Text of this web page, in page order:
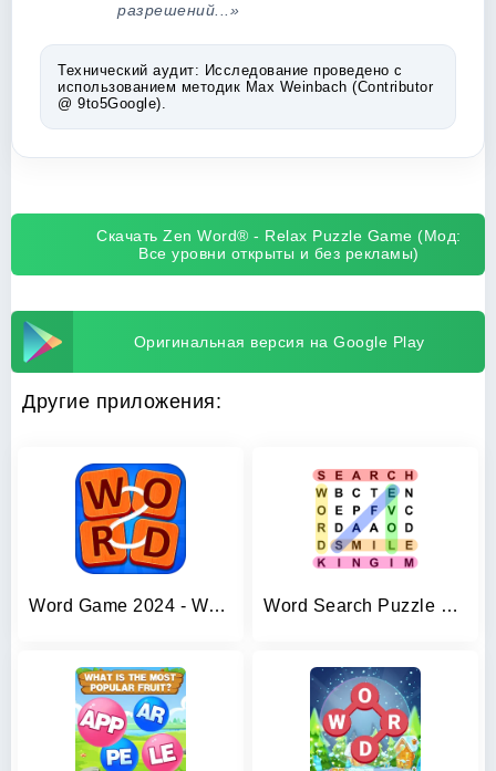
разрешений...»
Технический аудит: Исследование проведено с
использованием методик Max Weinbach (Contributor
@ 9to5Google).
Скачать Zen Word® - Relax Puzzle Game (Мод:
Все уровни открыты и без рекламы)
Оригинальная версия на Google Play
Другие приложения:
Word Game 2024 - Word Connect Word Search Puzzle Game